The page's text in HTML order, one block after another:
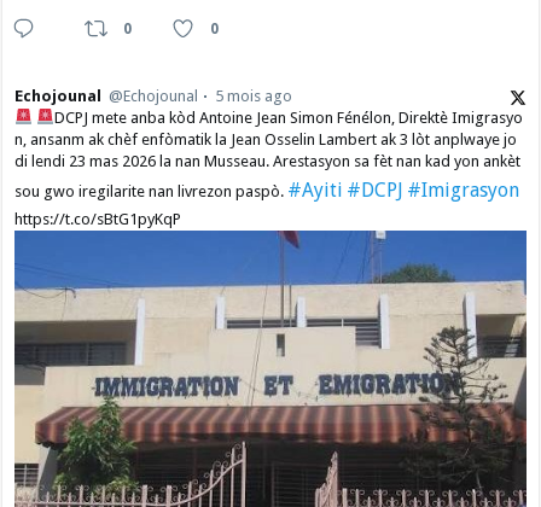
0 0
Echojounal @Echojounal
5 mois ago
DCPJ mete anba kòd Antoine Jean Simon Fénélon, Direktè Imigrasyo
n, ansanm ak chèf enfòmatik la Jean Osselin Lambert ak 3 lòt anplwaye jo
di lendi 23 mas 2026 la nan Musseau. Arestasyon sa fèt nan kad yon ankèt
sou gwo iregilarite nan livrezon paspò. #Ayiti #DCPJ #Imigrasyon
https://t.co/sBtG1pyKqP